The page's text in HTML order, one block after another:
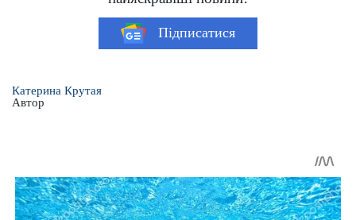
Підписатися
Катерина Крутая
Автор